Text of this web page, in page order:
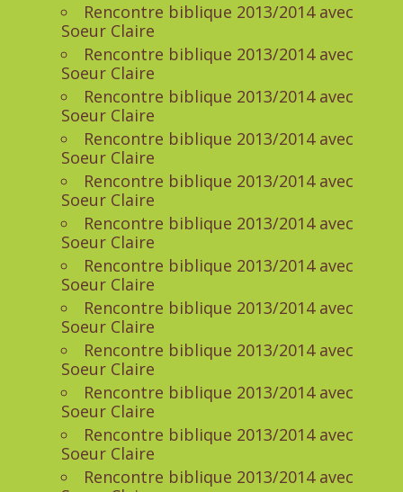
Rencontre biblique 2013/2014 avec
Soeur Claire
Rencontre biblique 2013/2014 avec
Soeur Claire
Rencontre biblique 2013/2014 avec
Soeur Claire
Rencontre biblique 2013/2014 avec
Soeur Claire
Rencontre biblique 2013/2014 avec
Soeur Claire
Rencontre biblique 2013/2014 avec
Soeur Claire
Rencontre biblique 2013/2014 avec
Soeur Claire
Rencontre biblique 2013/2014 avec
Soeur Claire
Rencontre biblique 2013/2014 avec
Soeur Claire
Rencontre biblique 2013/2014 avec
Soeur Claire
Rencontre biblique 2013/2014 avec
Soeur Claire
Rencontre biblique 2013/2014 avec